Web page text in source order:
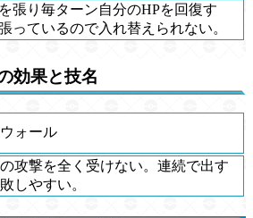
張り毎ターン自分のHPを回復す
っているので入れ替えられない。
効果と技名
ォール
攻撃を全く受けない。連続で出す
しやすい。